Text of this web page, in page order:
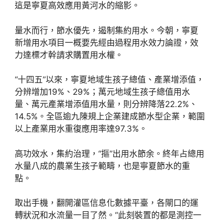
這是寧夏高效應用黃河水的縮影。
量水而行，節水優先，遏制集約用水。今朝，寧夏
新增用水項目一概要先經由過程用水效力論證，效
力達標才幹請求購置用水權。
“十四五”以來，寧夏地域生孩子總值、產業增添值，
分辨增加19%、29%；萬元地域生孩子總值用水
量、萬元產業增添值用水量，則分辨降落22.2%、
14.5%。全區逾九陳規上企業建成節水型企業，範圍
以上產業用水重復應用率達97.3%。
高功效水，集約治理，“摳”出用水節余。終年占總用
水量八成的農業生孩子範疇，也是寧夏節水的重
點。
取出手機，翻開灌區信息化數據平臺，各閘口的運
轉狀況和水流量一目了然。“此刻裝置的都是測控一